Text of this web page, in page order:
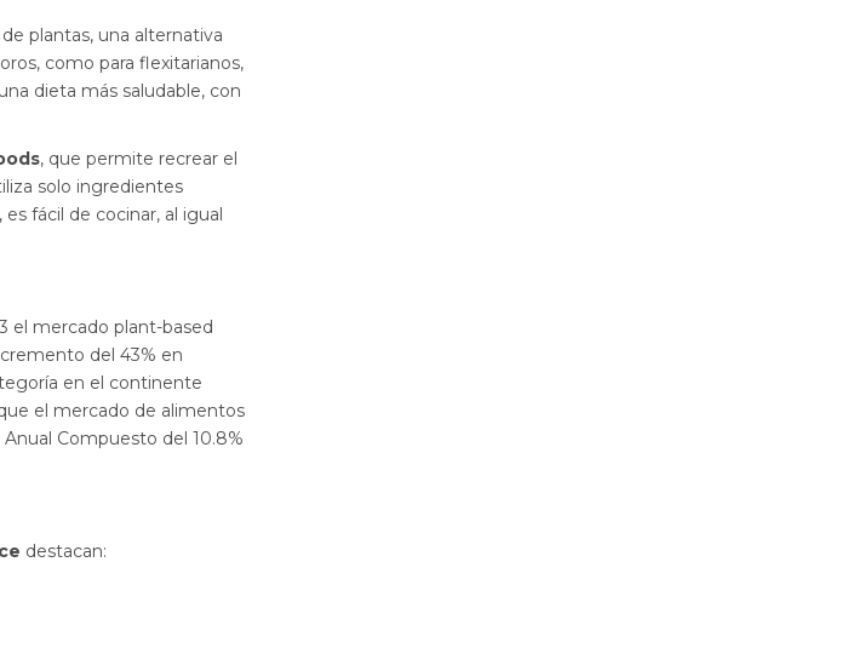
plantas, una alternativa
como para flexitarianos,
dieta más saludable, con
, que permite recrear el
solo ingredientes
fácil de cocinar, al igual
el mercado plant-based
del 43% en
en el continente
el mercado de alimentos
Compuesto del 10.8%
destacan: